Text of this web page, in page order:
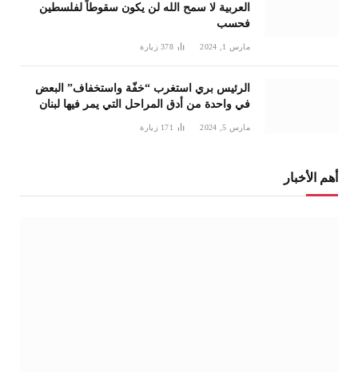
العربية لا سمح الله لن يكون سقوطاً لفلسطين
فحسب
مارس 1, 2024 378 زيارة
الرئيس بري استغرب “خفّة واستخفاف” البعض
في واحدة من أدق المراحل التي يمر فيها لبنان
مارس 5, 2024 171 زيارة
أهم الأخبار